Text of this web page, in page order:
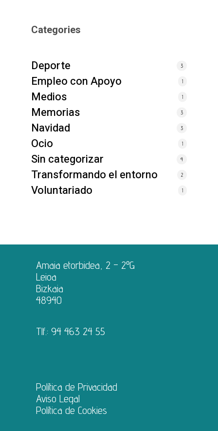
Categories
Deporte 3
Empleo con Apoyo 1
Medios 1
Memorias 3
Navidad 3
Ocio 1
Sin categorizar 4
Transformando el entorno 2
Voluntariado 1
Amaia etorbidea, 2 – 2ºG
Leioa
Bizkaia
48940
Tlf.: 94 463 24 55
Política de Privacidad
Aviso Legal
Política de Cookies